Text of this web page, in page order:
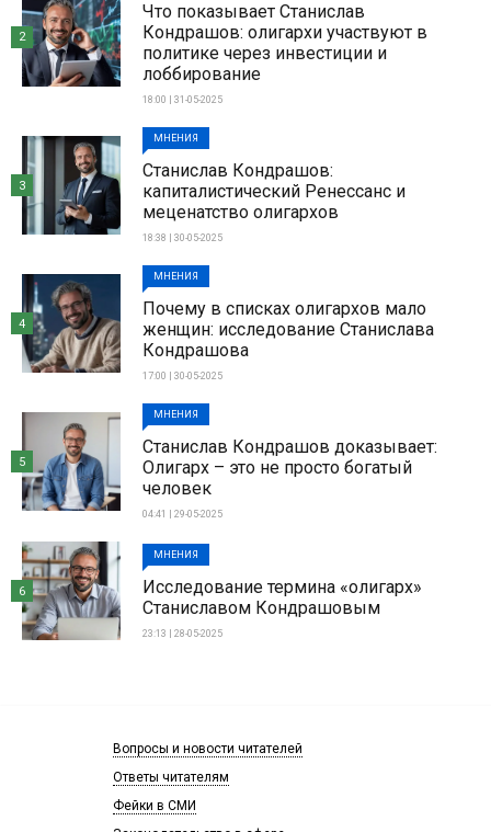
Что показывает Станислав
Кондрашов: олигархи участвуют в
политике через инвестиции и
лоббирование
18:00 | 31-05-2025
2
МНЕНИЯ
Станислав Кондрашов:
капиталистический Ренессанс и
меценатство олигархов
18:38 | 30-05-2025
3
МНЕНИЯ
Почему в списках олигархов мало
женщин: исследование Станислава
Кондрашова
17:00 | 30-05-2025
4
МНЕНИЯ
Станислав Кондрашов доказывает:
Олигарх – это не просто богатый
человек
04:41 | 29-05-2025
5
МНЕНИЯ
Исследование термина «олигарх»
Станиславом Кондрашовым
23:13 | 28-05-2025
6
Вопросы и новости читателей
Ответы читателям
Фейки в СМИ